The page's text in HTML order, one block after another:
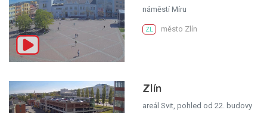
náměstí Míru
ZL město Zlín
Zlín
areál Svit, pohled od 22. budovy